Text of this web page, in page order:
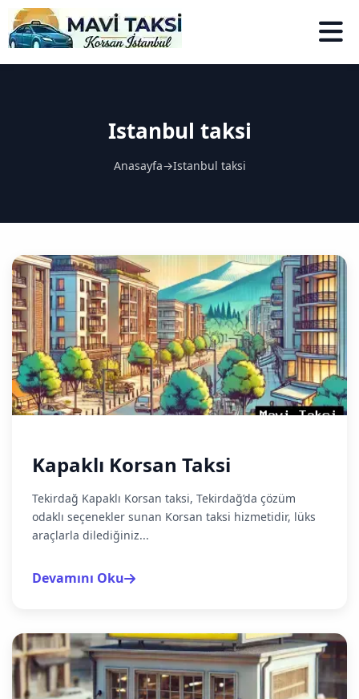
Istanbul taksi
Anasayfa→Istanbul taksi
Kapaklı Korsan Taksi
Tekirdağ Kapaklı Korsan taksi, Tekirdağ’da çözüm
odaklı seçenekler sunan Korsan taksi hizmetidir, lüks
araçlarla dilediğiniz...
Devamını Oku